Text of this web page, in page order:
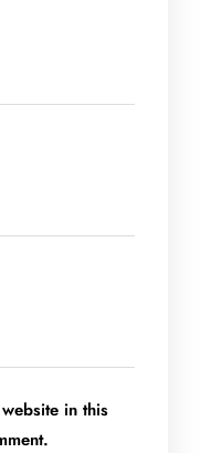
in this